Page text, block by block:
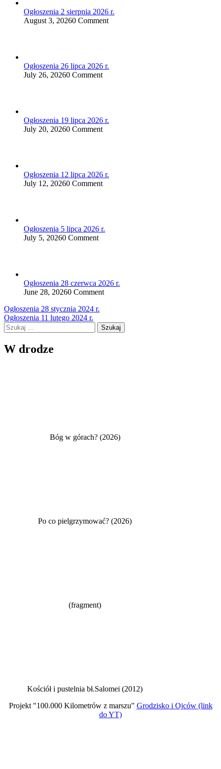
Ogłoszenia 2 sierpnia 2026 r.
August 3, 20260 Comment
Ogłoszenia 26 lipca 2026 r.
July 26, 20260 Comment
Ogłoszenia 19 lipca 2026 r.
July 20, 20260 Comment
Ogłoszenia 12 lipca 2026 r.
July 12, 20260 Comment
Ogłoszenia 5 lipca 2026 r.
July 5, 20260 Comment
Ogłoszenia 28 czerwca 2026 r.
June 28, 20260 Comment
Nawigacja
wpisu
Ogłoszenia 28 stycznia 2024 r.
Ogłoszenia 11 lutego 2024 r.
Szukaj:
W drodze
Bóg w górach? (2026)
Po co pielgrzymować? (2026)
(fragment)
Kościół i pustelnia bł.Salomei (2012)
Projekt "100.000 Kilometrów z marszu" Grodzisko i Ojców (link
do YT)